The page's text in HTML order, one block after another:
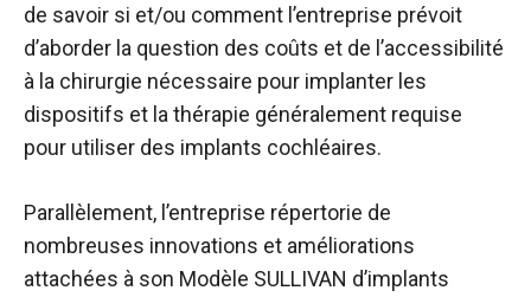
de savoir si et/ou comment l’entreprise prévoit
d’aborder la question des coûts et de l’accessibilité
à la chirurgie nécessaire pour implanter les
dispositifs et la thérapie généralement requise
pour utiliser des implants cochléaires.
Parallèlement, l’entreprise répertorie de
nombreuses innovations et améliorations
attachées à son Modèle SULLIVAN d’implants